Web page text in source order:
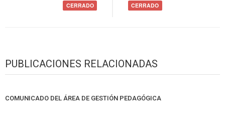
CERRADO CERRADO
PUBLICACIONES RELACIONADAS
COMUNICADO DEL ÁREA DE GESTIÓN PEDAGÓGICA